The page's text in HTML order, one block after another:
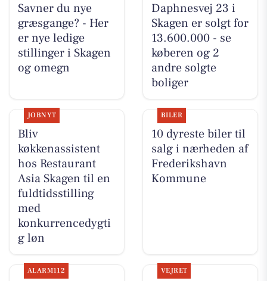
Savner du nye
græsgange? - Her
er nye ledige
stillinger i Skagen
og omegn
Daphnesvej 23 i
Skagen er solgt for
13.600.000 - se
køberen og 2
andre solgte
boliger
JOBNYT
Bliv
køkkenassistent
hos Restaurant
Asia Skagen til en
fuldtidsstilling
med
konkurrencedygti
g løn
BILER
10 dyreste biler til
salg i nærheden af
Frederikshavn
Kommune
ALARM112 VEJRET